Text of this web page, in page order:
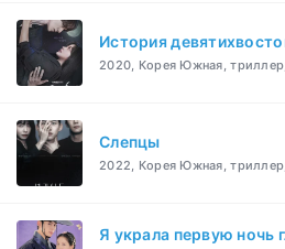
История
2020, Корея Южная,
Слепцы
2022, Корея Южная,
Я украла первую ночь